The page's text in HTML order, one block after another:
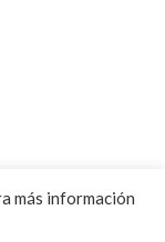
más información